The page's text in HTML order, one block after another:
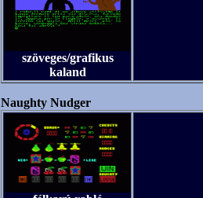
szöveges/grafikus
kaland
Naughty Nudger